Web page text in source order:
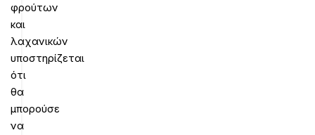
φρούτων
και
λαχανικών
υποστηρίζεται
ότι
θα
μπορούσε
να